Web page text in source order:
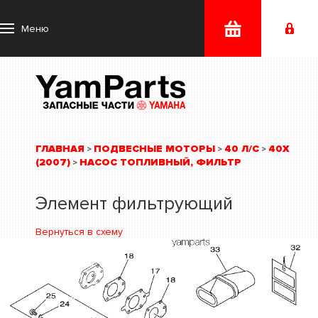
Меню
ГЛАВНАЯ > ПОДВЕСНЫЕ МОТОРЫ > 40 Л/С > 40X
(2007) > НАСОС ТОПЛИВНЫЙ, ФИЛЬТР
Элемент фильтрующий
Вернуться в схему